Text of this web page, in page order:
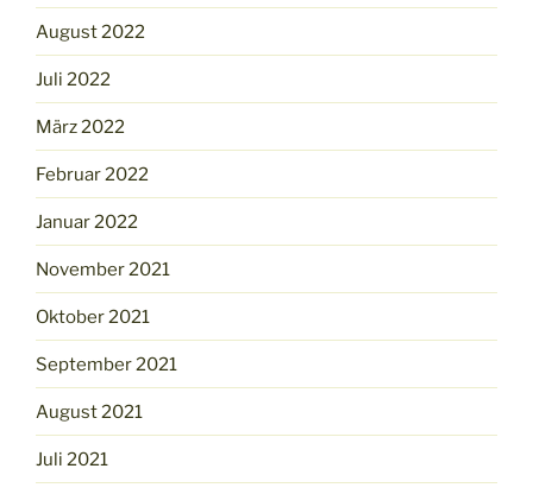
August 2022
Juli 2022
März 2022
Februar 2022
Januar 2022
November 2021
Oktober 2021
September 2021
August 2021
Juli 2021